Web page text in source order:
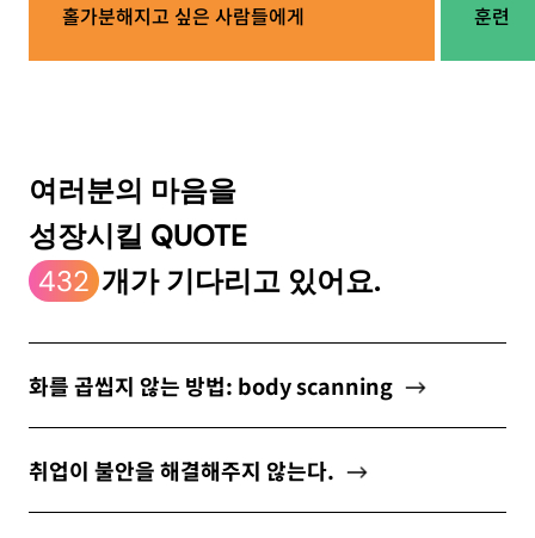
COUNSELING
newsletter
소중한 자신의 가치를 찾도록 도와주는
개인정보 수집 및 이용약관에 동의합니다.
홀가분해지고 싶은 사람들에게
훈련
여러분의 마음을
성장시킬 QUOTE
432 개가 기다리고 있어요.
화를 곱씹지 않는 방법: body scanning
취업이 불안을 해결해주지 않는다.